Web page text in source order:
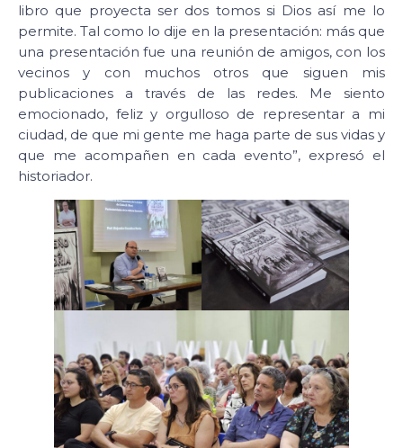
libro que proyecta ser dos tomos si Dios así me lo
permite. Tal como lo dije en la presentación: más que
una presentación fue una reunión de amigos, con los
vecinos y con muchos otros que siguen mis
publicaciones a través de las redes. Me siento
emocionado, feliz y orgulloso de representar a mi
ciudad, de que mi gente me haga parte de sus vidas y
que me acompañen en cada evento”, expresó el
historiador.